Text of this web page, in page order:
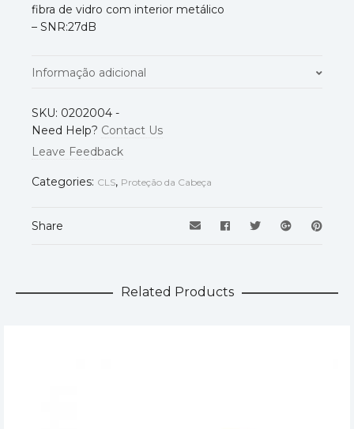
fibra de vidro com interior metálico
– SNR:27dB
Informação adicional
Normas
SKU: 0202004 -
Need Help? Contact Us
Leave Feedback
Categories: CLS, Proteção da Cabeça
Share
Related Products